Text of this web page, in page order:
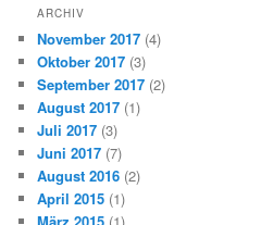
ARCHIV
November 2017 (4)
Oktober 2017 (3)
September 2017 (2)
August 2017 (1)
Juli 2017 (3)
Juni 2017 (7)
August 2016 (2)
April 2015 (1)